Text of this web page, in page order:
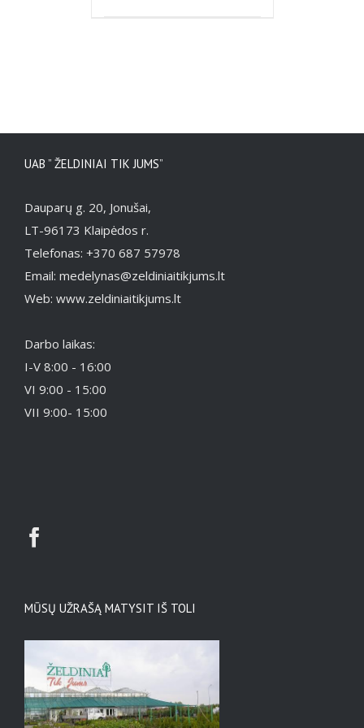
UAB ” ŽELDINIAI TIK JUMS”
Dauparų g. 20, Jonušai,
LT-96173 Klaipėdos r.
Telefonas: +370 687 57978
Email: medelynas@zeldiniaitikjums.lt
Web: www.zeldiniaitikjums.lt
Darbo laikas:
I-V 8:00 - 16:00
VI 9:00 - 15:00
VII 9:00- 15:00
MŪSŲ UŽRAŠĄ MATYSIT IŠ TOLI